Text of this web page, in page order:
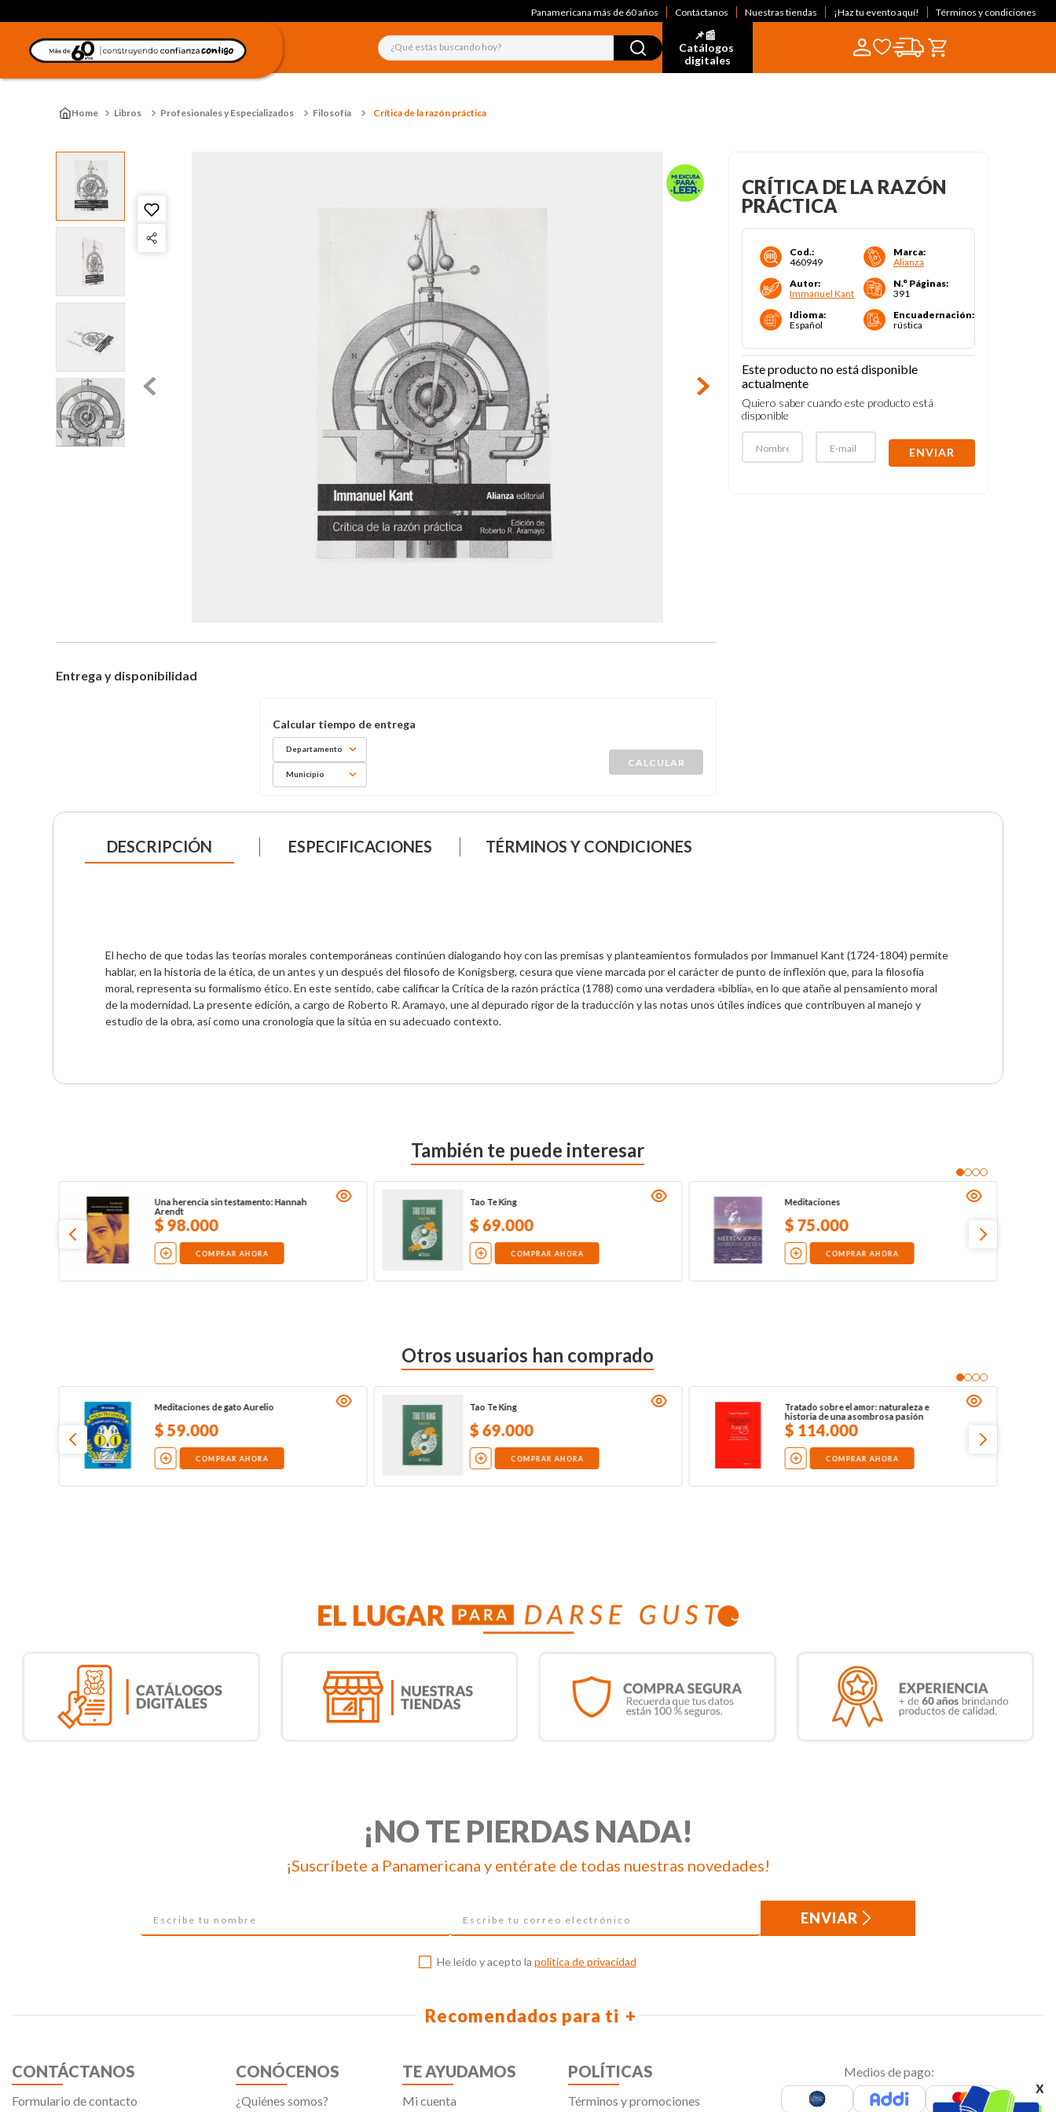
x
Panamericana más de 60 años Contáctanos Nuestras tiendas ¡Haz tu evento aquí! Términos y condiciones
¿Qué estás buscando hoy?
📌📰
Catálogos
digitales
Libros Profesionales y Especializados Filosofía Crítica de la razón práctica
Entrega y disponibilidad
Departamento
Municipio
CRÍTICA DE LA RAZÓN
PRÁCTICA
Cod.:
460949
Marca:
Alianza
Autor:
Immanuel Kant
N.° Páginas:
391
Idioma:
Español
Encuadernación:
rústica
Este producto no está disponible
actualmente
Quiero saber cuando este producto está
disponible
ENVIAR
DESCRIPCIÓN ESPECIFICACIONES TÉRMINOS Y CONDICIONES
El hecho de que todas las teorías morales contemporáneas continúen dialogando hoy con las premisas y planteamientos formulados por Immanuel Kant (1724-1804) permite
hablar, en la historia de la ética, de un antes y un después del filosofo de Konigsberg, cesura que viene marcada por el carácter de punto de inflexión que, para la filosofía
moral, representa su formalismo ético. En este sentido, cabe calificar la Crítica de la razón práctica (1788) como una verdadera «biblia», en lo que atañe al pensamiento moral
de la modernidad. La presente edición, a cargo de Roberto R. Aramayo, une al depurado rigor de la traducción y las notas unos útiles índices que contribuyen al manejo y
estudio de la obra, así como una cronología que la sitúa en su adecuado contexto.
También te puede interesar
Una herencia sin testamento: Hannah
Arendt
$98.000
COMPRAR AHORA
Tao Te King
$69.000
COMPRAR AHORA
Meditaciones
$75.000
COMPRAR AHORA
Otros usuarios han comprado
Meditaciones de gato Aurelio
$59.000
COMPRAR AHORA
Tao Te King
$69.000
COMPRAR AHORA
Tratado sobre el amor: naturaleza e
historia de una asombrosa pasión
$ 114.000
COMPRAR AHORA
¡NO TE PIERDAS NADA!
¡Suscríbete a Panamericana y entérate de todas nuestras novedades!
ENVIAR
He leído y acepto la política de privacidad
Recomendados para ti
CONTÁCTANOS
Formulario de contacto
CONÓCENOS
¿Quiénes somos?
TE AYUDAMOS
Mi cuenta
POLÍTICAS
Términos y promociones
Medios de pago: